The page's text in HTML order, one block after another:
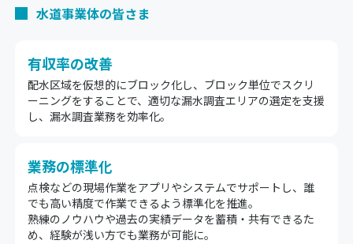
水道事業体の皆さま
有収率の改善
配水区域を仮想的にブロック化し、ブロック単位でスクリ
ーニングをすることで、適切な漏水調査エリアの選定を支援
し、漏水調査業務を効率化。
業務の標準化
点検などの現場作業をアプリやシステムでサポートし、誰
でも高い精度で作業できるよう標準化を推進。
熟練のノウハウや過去の実績データを蓄積・共有できるた
め、経験が浅い方でも業務が可能に。